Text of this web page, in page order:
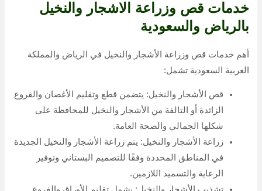
خدمات قص وزراعة الاشجار والنخيل
بالرياض والسعودية
أهم خدمات قص وزراعة الأشجار والنخيل في الرياض والمملكة
العربية السعودية تشمل:
قص الأشجار والنخيل: يتضمن قطع وتقليم الأغصان والفروع
الزائدة أو التالفة من الأشجار والنخيل للمحافظة على
شكلها الجمالي والصحة العامة.
زراعة الأشجار والنخيل: يتم زراعة الأشجار والنخيل الجديدة
في المناطق المحددة وفقًا للتصميم البستاني وتوفير
الرعاية والتسميد اللازمين.